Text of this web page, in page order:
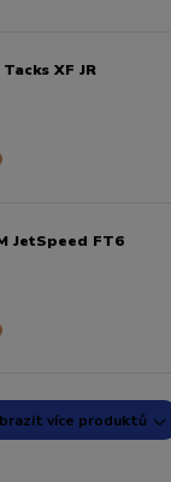
XF JR
JetSpeed FT6
více produktů